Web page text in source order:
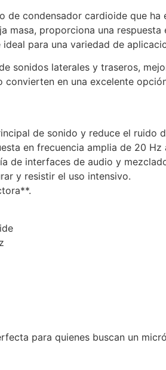
de condensador cardioide que
masa, proporciona una
para una variedad de
sonidos laterales y traseros,
en una excelente
de sonido y reduce el ruido
en frecuencia amplia de 20 Hz
de interfaces de audio y
y resistir el uso intensivo.
para quienes buscan un